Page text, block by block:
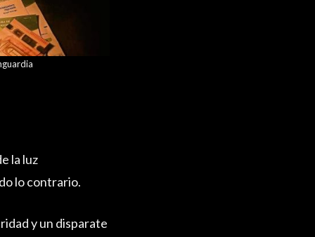
la luz
lo contrario.
y un disparate